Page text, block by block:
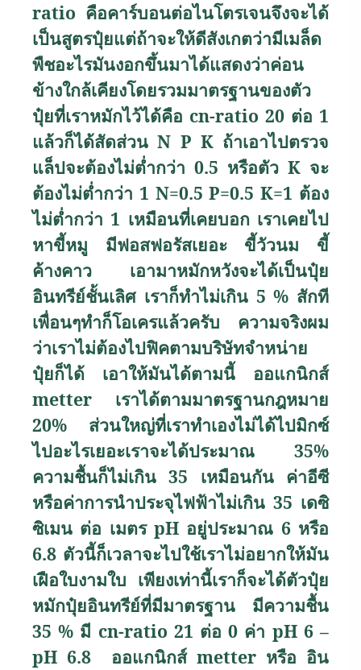
ratio คือคาร์บอนต่อไนโตรเจนจึงจะได้
เป็นสูตรปุ๋ยแต่ถ้าจะให้ดีสังเกตว่ามีเมล็ด
พืชอะไรมันงอกขึ้นมาได้แสดงว่าค่อน
ข้างใกล้เคียงโดยรวมมาตรฐานของตัว
ปุ๋ยที่เราหมักไว้ได้คือ cn-ratio 20 ต่อ 1
แล้วก็ได้สัดส่วนN P K ถ้าเอาไปตรวจ
แล็ปจะต้องไม่ต่ำกว่า 0.5 หรือตัว K จะ
ต้องไม่ต่ำกว่า 1 N=0.5 P=0.5 K=1 ต้อง
ไม่ต่ำกว่า 1 เหมือนที่เคยบอก เราเคยไป
หาขี้หมู มีฟอสฟอรัสเยอะ ขี้วัวนม ขี้
ค้างคาว เอามาหมักหวังจะได้เป็นปุ๋ย
อินทรีย์ชั้นเลิศ เราก็ทำไม่เกิน 5% สักที
เพื่อนๆทำก็โอเครแล้วครับ ความจริงผม
ว่าเราไม่ต้องไปฟิคตามบริษัทจำหน่าย
ปุ๋ยก็ได้ เอาให้มันได้ตามนี้ ออแกนิกส์
metter เราได้ตามมาตรฐานกฎหมาย
20% ส่วนใหญ่ที่เราทำเองไม่ได้ไปมิกซ์
ไปอะไรเยอะเราจะได้ประมาณ 35%
ความชื้นก็ไม่เกิน 35 เหมือนกัน ค่าอีซี
หรือค่าการนำประจุไฟฟ้าไม่เกิน 35 เดซิ
ซิเมน ต่อ เมตร pH อยู่ประมาณ 6 หรือ
6.8 ตัวนี้ก็เวลาจะไปใช้เราไม่อยากให้มัน
เฝือใบงามใบ เพียงเท่านี้เราก็จะได้ตัวปุ๋ย
หมักปุ๋ยอินทรีย์ที่มีมาตรฐาน มีความชื้น
35% มี cn-ratio 21 ต่อ 0 ค่า pH 6 –
pH 6.8 ออแกนิกส์ metter หรือ อิน